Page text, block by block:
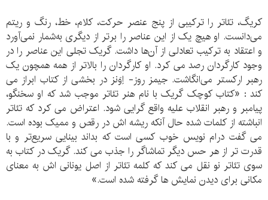
کریگ، تئاتر را ترکیبی‌ از پنج‌ عنصر‌ حرکت‌، کلام، خط، رنگ و‌ ریتم‌
می‌دانست. او هیچ‌ یک‌ از این‌ عناصر‌ را برتر از دیگری‌ به‌شمار نمی‌آورد
و اعتقاد به‌ ترکیب‌ تعادلی‌ از آن‌ها داشت. گریک تجلی‌ این‌ عناصر را در
وجود کارگردان‌ رصد می کرد. او کارگردان را بالاتر از همه‌ همچون‌ یک‌
رهبر ارکستر می‌انگاشت. جیمز روز- اِوَنز در بخشی از کتاب ابراز می
کند : «کتاب کوچک گریک با نام هنر تئاتر موجب شد که او سخنگو،
پیامبر و رهبر انقلاب علیه واقع گرایی شود. اعتراض می کرد که تئاتر
انباشته از کلمات شده حال آنکه ریشه اش در رقص و ممیک بوده است.
می گفت درام نویس خوب کسی است که بداند بینایی سریع‌تر و با
قدرت تر از هر حس دیگر تماشاگر را جذب می کند. گریک در کتاب به
سوی تئاتر نو نقل می کند که کلمه تئاتر از اصل یونانی اش به معنای
مکانی برای دیدن نمایش ها گرفته شده است.»